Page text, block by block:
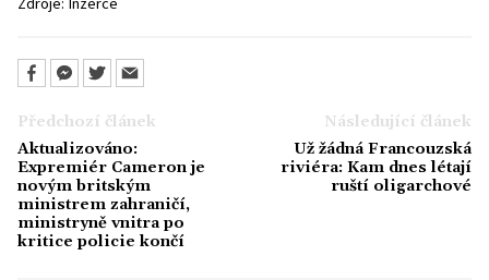
Předchozí článek
Aktualizováno:
Expremiér Cameron je
novým britským
ministrem zahraničí,
ministryně vnitra po
kritice policie končí
Následující článek
Už žádná Francouzská
riviéra: Kam dnes létají
ruští oligarchové